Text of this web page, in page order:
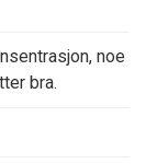
noe
bra.